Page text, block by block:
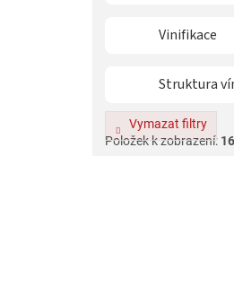
Vinifikace
Struktura
Vymazat filtry
Položek k zobrazení: 16